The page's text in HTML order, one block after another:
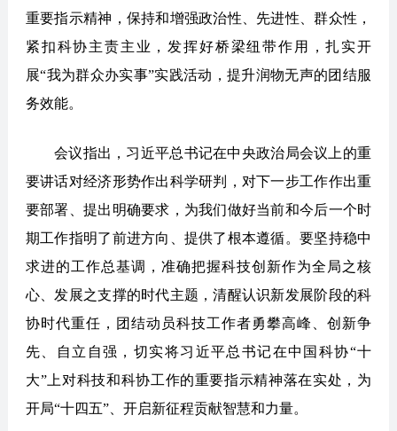
重要指示精神，保持和增强政治性、先进性、群众性，
紧扣科协主责主业，发挥好桥梁纽带作用，扎实开
展“我为群众办实事”实践活动，提升润物无声的团结服
务效能。
会议指出，习近平总书记在中央政治局会议上的重
要讲话对经济形势作出科学研判，对下一步工作作出重
要部署、提出明确要求，为我们做好当前和今后一个时
期工作指明了前进方向、提供了根本遵循。要坚持稳中
求进的工作总基调，准确把握科技创新作为全局之核
心、发展之支撑的时代主题，清醒认识新发展阶段的科
协时代重任，团结动员科技工作者勇攀高峰、创新争
先、自立自强，切实将习近平总书记在中国科协“十
大”上对科技和科协工作的重要指示精神落在实处，为
开局“十四五”、开启新征程贡献智慧和力量。